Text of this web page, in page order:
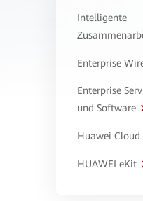
Intelligente
Enterprise
Enterprise
und Software
Huawei Cloud
HUAWEI eKit